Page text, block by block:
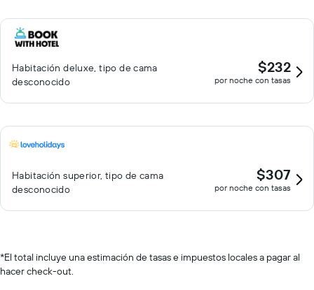
Habitación deluxe, tipo de cama
desconocido
$232
por noche con tasas
Habitación superior, tipo de cama
desconocido
$307
por noche con tasas
*El total incluye una estimación de tasas e impuestos locales a pagar al
hacer check-out.